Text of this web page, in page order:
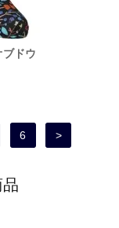
ドウ
6 >